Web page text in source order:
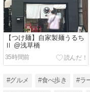
【つけ麺】自家製麺うるち
Ⅱ @浅草橋
35時間前
#グルメ #食べ歩き #ラ